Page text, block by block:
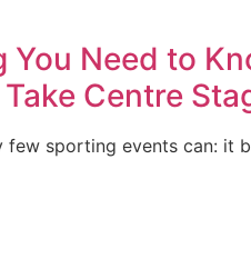
You Need to
Centre
few sporting events can: